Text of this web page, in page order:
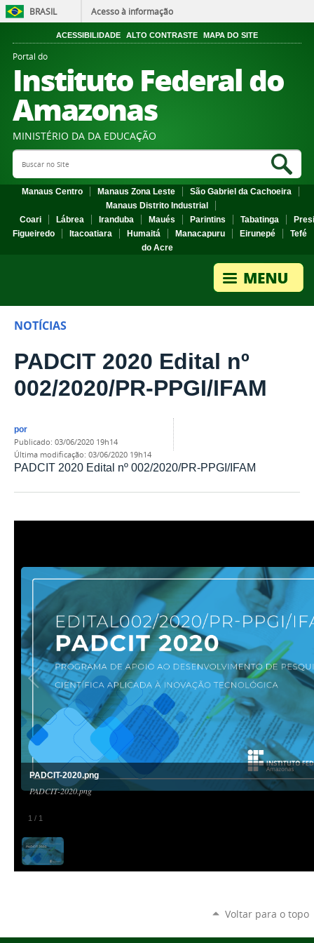
BRASIL Acesso à informação
ACESSIBILIDADE ALTO CONTRASTE MAPA DO SITE
Portal do
Instituto Federal do
Amazonas
MINISTÉRIO DA DA EDUCAÇÃO
Search Site
Manaus Centro Manaus Zona Leste
São Gabriel da Cachoeira
Manaus Distrito Industrial
Coari
Lábrea Iranduba Maués Parintins Tabatinga
Figueiredo
Itacoatiara Humaitá Manacapuru Eirunepé
Tefé
do Acre
NOTÍCIAS
PADCIT 2020 Edital nº
002/2020/PR-PPGI/IFAM
por
publicado: 03/06/2020 19h14
última modificação: 03/06/2020 19h14
PADCIT 2020 Edital nº 002/2020/PR-PPGI/IFAM
1 / 1
PADCIT-2020.png
PADCIT-2020.png
Voltar para o topo